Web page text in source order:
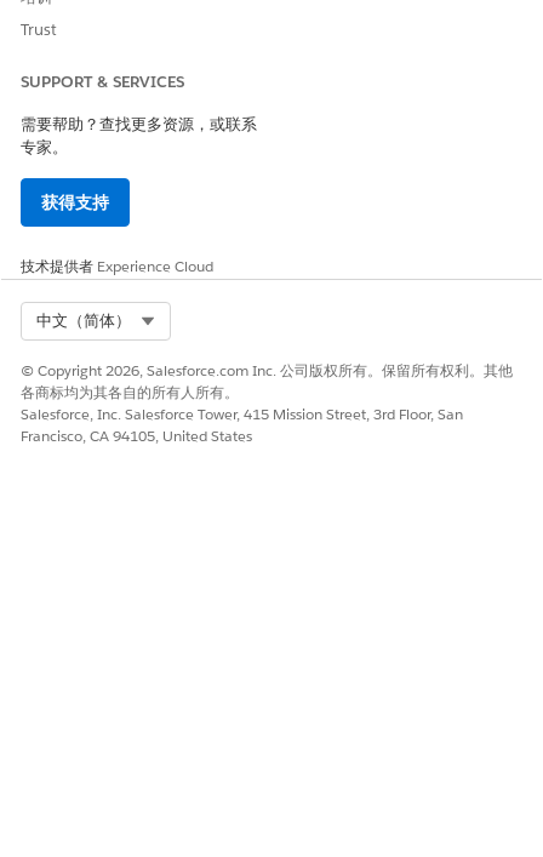
Trust
SUPPORT & SERVICES
需要帮助？查找更多资源，或联系
专家。
获得支持
技术提供者 Experience Cloud
中文（简体）
© Copyright 2026, Salesforce.com Inc. 公司版权所有。保留所有权利。其他
各商标均为其各自的所有人所有。
Salesforce, Inc. Salesforce Tower, 415 Mission Street, 3rd Floor, San
Francisco, CA 94105, United States